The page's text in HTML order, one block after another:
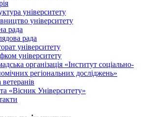
університету
університету
рада
рада
університету
університету
організація «Інститут соціально-
регіональних досліджень»
ветеранів
«Вісник Університету»